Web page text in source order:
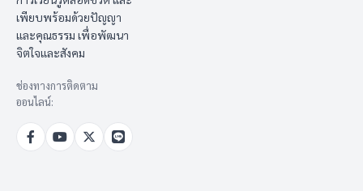
เพียบพร้อมด้วยปัญญา
และคุณธรรม เพื่อพัฒนา
จิตใจและสังคม
ช่องทางการติดตาม
ออนไลน์: